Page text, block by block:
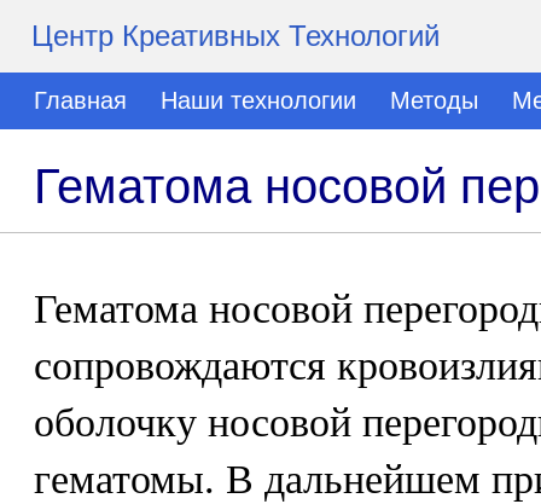
Центр Креативных Технологий
Главная Наши технологии Методы
Гематома носовой
Гематома носовой
сопровождаются
оболочку носовой
гематомы. В дальнейшем